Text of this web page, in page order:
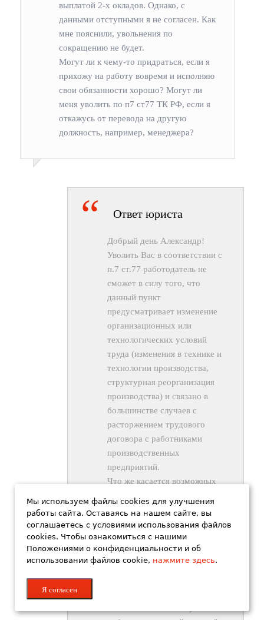
выплатой 2-х окладов. Однако, с
данными отступными я не согласен. Как
мне пояснили, увольнения по
сокращению не будет.
Могут ли к чему-то придраться, если я
прихожу на работу вовремя и исполняю
свои обязанности хорошо? Могут ли
меня уволить по п7 ст77 ТК РФ, если я
откажусь от перевода на другую
должность, например, менеджера?
Ответ юриста
Добрый день Александр!
Уволить Вас в соответствии с
п.7 ст.77 работодатель не
сможет в силу того, что
данный пункт
предусматривает изменение
организационных или
технологических условий
труда (изменения в технике и
технологии производства,
структурная реорганизация
производства) и связано в
большинстве случаев с
расторжением трудового
договора с работниками
производственных
предприятий.
Что же касается возможных
руководства, то исходя из
опыта могу сказать Вам, в
случае когда работодатель
решает уволить кого-либо из
сотрудников, то он будет
Мы используем файлы cookies для улучшения
работы сайта. Оставаясь на нашем сайте, вы
соглашаетесь с условиями использования файлов
cookies. Чтобы ознакомиться с нашими
Положениями о конфиденциальности и об
использовании файлов cookie, нажмите здесь.
Я согласен